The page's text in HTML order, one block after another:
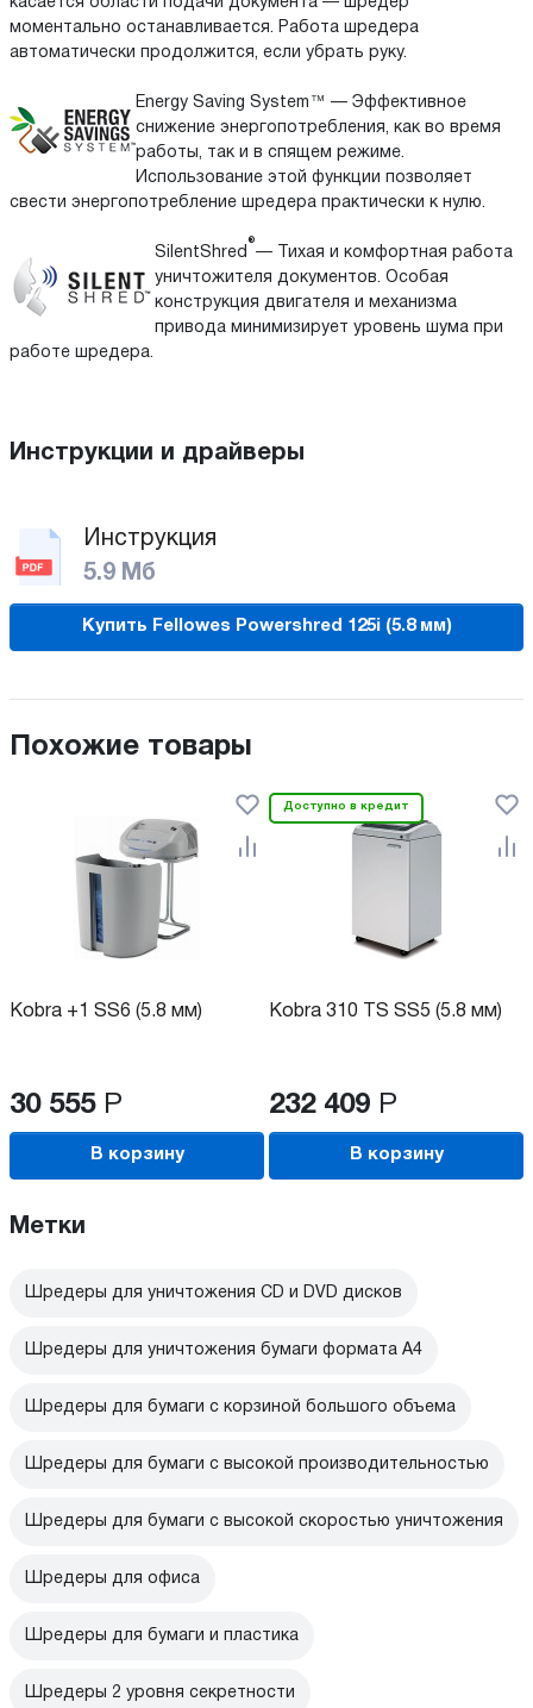
касается области подачи документа — шредер
моментально останавливается. Работа шредера
автоматически продолжится, если убрать руку.
Energy Saving System™ — Эффективное
снижение энергопотребления, как во время
работы, так и в спящем режиме.
Использование этой функции позволяет
свести энергопотребление шредера практически к нулю.
SilentShred
®
— Тихая и комфортная работа
уничтожителя документов. Особая
конструкция двигателя и механизма
привода минимизирует уровень шума при
работе шредера.
Инструкции и драйверы
Инструкция
5.9 Мб
Купить Fellowes Powershred 125i (5.8 мм)
Похожие товары
Kobra +1 SS6 (5.8 мм)
30 555 Р
В корзину
Доступно в кредит
Kobra 310 TS SS5 (5.8 мм)
232 409 Р
В корзину
Метки
Шредеры для уничтожения CD и DVD дисков
Шредеры для уничтожения бумаги формата А4
Шредеры для бумаги с корзиной большого объема
Шредеры для бумаги с высокой производительностью
Шредеры для бумаги с высокой скоростью уничтожения
Шредеры для офиса
Шредеры для бумаги и пластика
Шредеры 2 уровня секретности